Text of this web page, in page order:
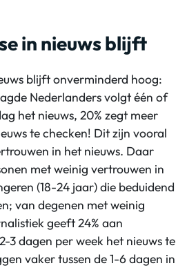
in nieuws blijft
blijft onverminderd hoog:
Nederlanders volgt één of
het nieuws, 20% zegt meer
te checken! Dit zijn vooral
in het nieuws. Daar
met weinig vertrouwen in
(18-24 jaar) die beduidend
van degenen met weinig
geeft 24% aan
3 dagen per week het nieuws te
vaker tussen de 1-6 dagen in